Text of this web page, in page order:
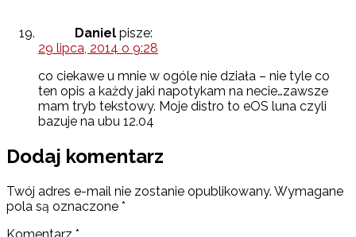
Daniel pisze:
29 lipca, 2014 o 9:28
co ciekawe u mnie w ogóle nie działa – nie tyle co
ten opis a każdy jaki napotykam na necie…zawsze
mam tryb tekstowy. Moje distro to eOS luna czyli
bazuje na ubu 12.04
Dodaj komentarz
Twój adres e-mail nie zostanie opublikowany. Wymagane
pola są oznaczone *